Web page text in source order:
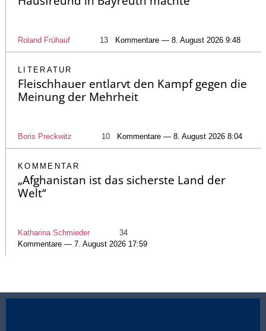
Roland Frühauf 13 Kommentare — 8. August 2026 9:48
LITERATUR
Fleischhauer entlarvt den Kampf gegen die
Meinung der Mehrheit
Boris Preckwitz 10 Kommentare — 8. August 2026 8:04
KOMMENTAR
„Afghanistan ist das sicherste Land der
Welt“
Katharina Schmieder
34
Kommentare — 7. August 2026 17:59